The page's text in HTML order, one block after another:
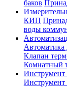
баков
КИП
воды
Автоматика
Клапан
Комнатный
Инструмент
Инструмент